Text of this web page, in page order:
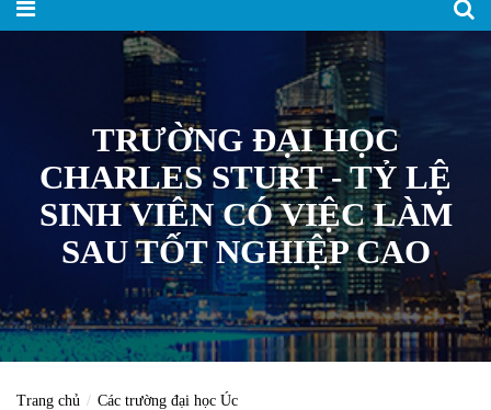
TRƯỜNG ĐẠI HỌC
CHARLES STURT - TỶ LỆ
SINH VIÊN CÓ VIỆC LÀM
SAU TỐT NGHIỆP CAO
Trang chủ
Các trường đại học Úc